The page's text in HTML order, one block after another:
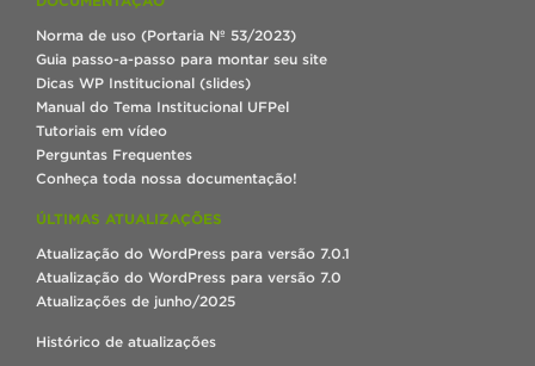
Norma de uso (Portaria Nº 53/2023)
Guia passo-a-passo para montar seu site
Dicas WP Institucional (slides)
Manual do Tema Institucional UFPel
Tutoriais em vídeo
Perguntas Frequentes
Conheça toda nossa documentação!
ÚLTIMAS ATUALIZAÇÕES
Atualização do WordPress para versão 7.0.1
Atualização do WordPress para versão 7.0
Atualizações de junho/2025
Histórico de atualizações